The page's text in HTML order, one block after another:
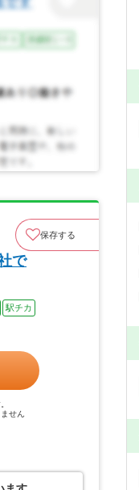
保存する
で
駅チカ
せん